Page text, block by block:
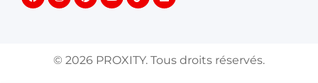
© 2026 PROXITY. Tous droits réservés.